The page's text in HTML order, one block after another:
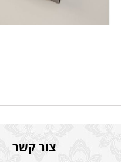
צור קשר